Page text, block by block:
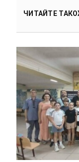
ЧИТАЙТЕ